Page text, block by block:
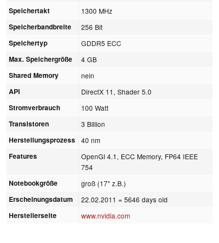
Speichertakt 1300 MHz
Speicherbandbreite 256 Bit
Speichertyp GDDR5 ECC
Max. Speichergröße 4 GB
Shared Memory nein
API DirectX 11, Shader 5.0
Stromverbrauch 100 Watt
Transistoren 3 Billion
Herstellungsprozess 40 nm
Features
OpenGl 4.1, ECC Memory, FP64 IEEE
754
Notebookgröße groß (17" z.B.)
Erscheinungsdatum 22.02.2011 = 5646 days old
Herstellerseite www.nvidia.com